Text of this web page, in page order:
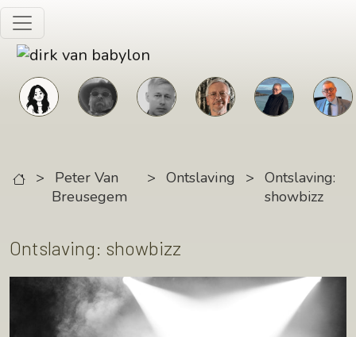
Skip to main content
>
Peter Van
Breusegem
> Ontslaving > Ontslaving:
showbizz
Ontslaving: showbizz